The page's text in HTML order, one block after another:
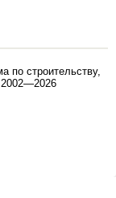
по строительству,